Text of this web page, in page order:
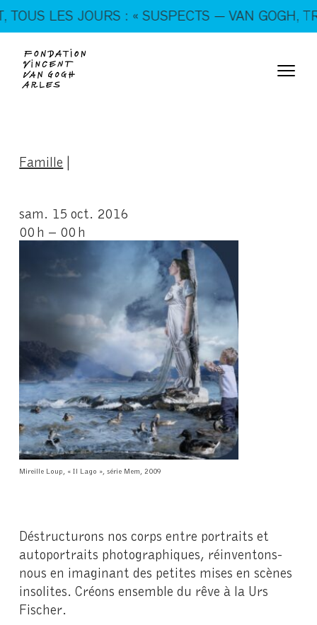
En ce moment, tous les jours : « SUSPECTS — VAN
GOGH, TRICKSTERS & CO. »
LES JOURS : « SUSPECTS — VAN GOGH,
Famille |
sam. 15 oct. 2016
00 h – 00 h
Mireille Loup, « Il Lago », série Mem, 2009
Déstructurons nos corps entre portraits et
autoportraits photographiques, réinventons-
nous en imaginant des petites mises en scènes
insolites. Créons ensemble du rêve à la Urs
Fischer.